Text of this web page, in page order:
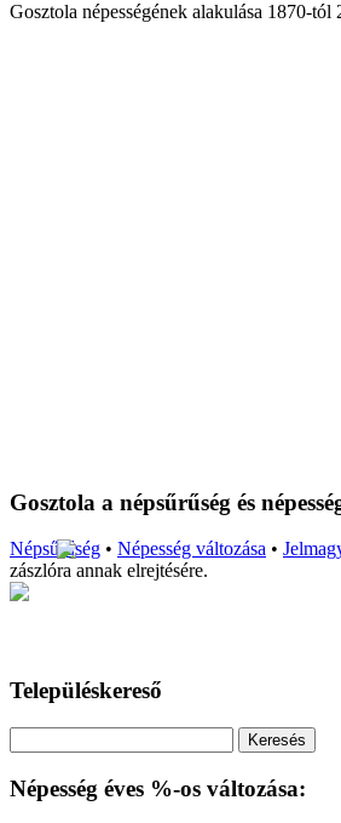
Gosztola népességének alakulása 1870-
Gosztola a népsűrűség és
Népsűrűség • Népesség változása •
zászlóra annak elrejtésére.
Településkereső
Népesség éves %-os változása: